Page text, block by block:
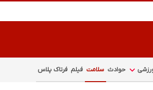
حوادث سلامت فیلم فرتاک پلاس